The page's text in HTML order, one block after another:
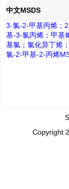
中文MSDS
3-氯-2-甲基丙烯；
基-3-氯丙烯；甲基
基氯；氯化异丁烯
氯-2-甲基-2-丙烯
Copyright